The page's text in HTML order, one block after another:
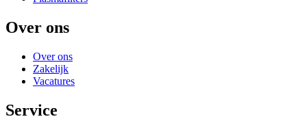
Over ons
Over ons
Zakelijk
Vacatures
Service